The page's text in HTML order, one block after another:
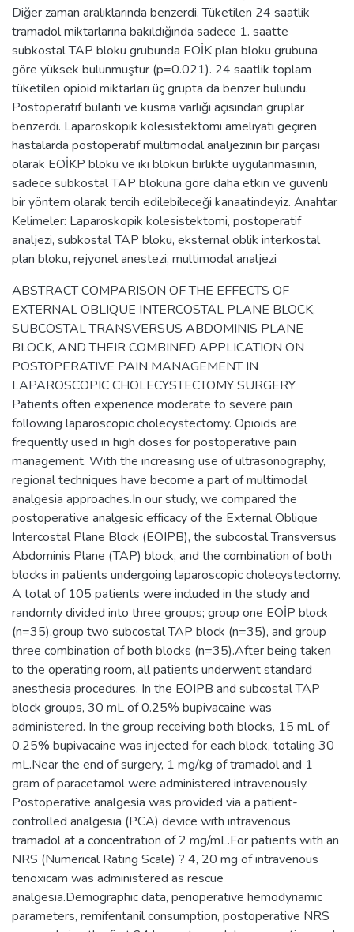
Diğer zaman aralıklarında benzerdi. Tüketilen 24 saatlik
tramadol miktarlarına bakıldığında sadece 1. saatte
subkostal TAP bloku grubunda EOİK plan bloku grubuna
göre yüksek bulunmuştur (p=0.021). 24 saatlik toplam
tüketilen opioid miktarları üç grupta da benzer bulundu.
Postoperatif bulantı ve kusma varlığı açısından gruplar
benzerdi. Laparoskopik kolesistektomi ameliyatı geçiren
hastalarda postoperatif multimodal analjezinin bir parçası
olarak EOİKP bloku ve iki blokun birlikte uygulanmasının,
sadece subkostal TAP blokuna göre daha etkin ve güvenli
bir yöntem olarak tercih edilebileceği kanaatindeyiz. Anahtar
Kelimeler: Laparoskopik kolesistektomi, postoperatif
analjezi, subkostal TAP bloku, eksternal oblik interkostal
plan bloku, rejyonel anestezi, multimodal analjezi
ABSTRACT COMPARISON OF THE EFFECTS OF
EXTERNAL OBLIQUE INTERCOSTAL PLANE BLOCK,
SUBCOSTAL TRANSVERSUS ABDOMINIS PLANE
BLOCK, AND THEIR COMBINED APPLICATION ON
POSTOPERATIVE PAIN MANAGEMENT IN
LAPAROSCOPIC CHOLECYSTECTOMY SURGERY
Patients often experience moderate to severe pain
following laparoscopic cholecystectomy. Opioids are
frequently used in high doses for postoperative pain
management. With the increasing use of ultrasonography,
regional techniques have become a part of multimodal
analgesia approaches.In our study, we compared the
postoperative analgesic efficacy of the External Oblique
Intercostal Plane Block (EOIPB), the subcostal Transversus
Abdominis Plane (TAP) block, and the combination of both
blocks in patients undergoing laparoscopic cholecystectomy.
A total of 105 patients were included in the study and
randomly divided into three groups; group one EOİP block
(n=35),group two subcostal TAP block (n=35), and group
three combination of both blocks (n=35).After being taken
to the operating room, all patients underwent standard
anesthesia procedures. In the EOIPB and subcostal TAP
block groups, 30 mL of 0.25% bupivacaine was
administered. In the group receiving both blocks, 15 mL of
0.25% bupivacaine was injected for each block, totaling 30
mL.Near the end of surgery, 1 mg/kg of tramadol and 1
gram of paracetamol were administered intravenously.
Postoperative analgesia was provided via a patient-
controlled analgesia (PCA) device with intravenous
tramadol at a concentration of 2 mg/mL.For patients with an
NRS (Numerical Rating Scale) ? 4, 20 mg of intravenous
tenoxicam was administered as rescue
analgesia.Demographic data, perioperative hemodynamic
parameters, remifentanil consumption, postoperative NRS